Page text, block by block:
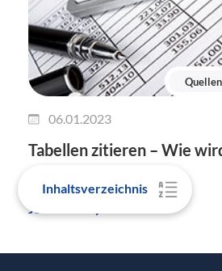
Inhaltsverzeichnis
06.01.2023
Tabellen zitieren – Wie
Jetzt lesen